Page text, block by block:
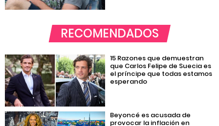
RECOMENDADOS
15 Razones que demuestran
que Carlos Felipe de Suecia es
el príncipe que todas estamos
esperando
Beyoncé es acusada de
provocar la inflación en